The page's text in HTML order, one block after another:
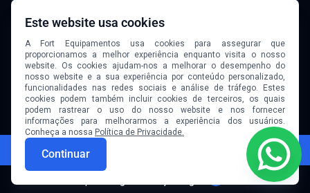
Este website usa cookies
A Fort Equipamentos usa cookies para assegurar que
proporcionamos a melhor experiência enquanto visita o nosso
website. Os cookies ajudam-nos a melhorar o desempenho do
nosso website e a sua experiência por conteúdo personalizado,
funcionalidades nas redes sociais e análise de tráfego. Estes
cookies podem também incluir cookies de terceiros, os quais
podem rastrear o uso do nosso website e nos fornecer
informações para melhorarmos a experiência dos usuários.
Conheça a nossa Política de Privacidade.
Continuar
Quero receber newsletter
© 2026 Fort Equipamentos. Todos os direitos reservados.
W3C Validator